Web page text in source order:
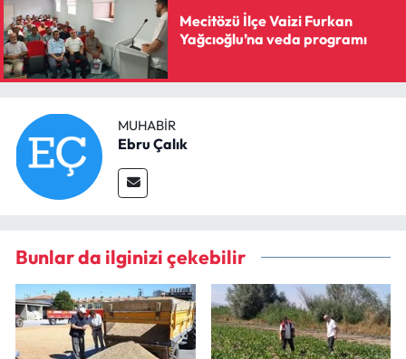
Mecitözü İlçe Vaizi Furkan
Yağcıoğlu’na veda programı
MUHABIR
Ebru Çalık
Bunlar da ilginizi çekebilir